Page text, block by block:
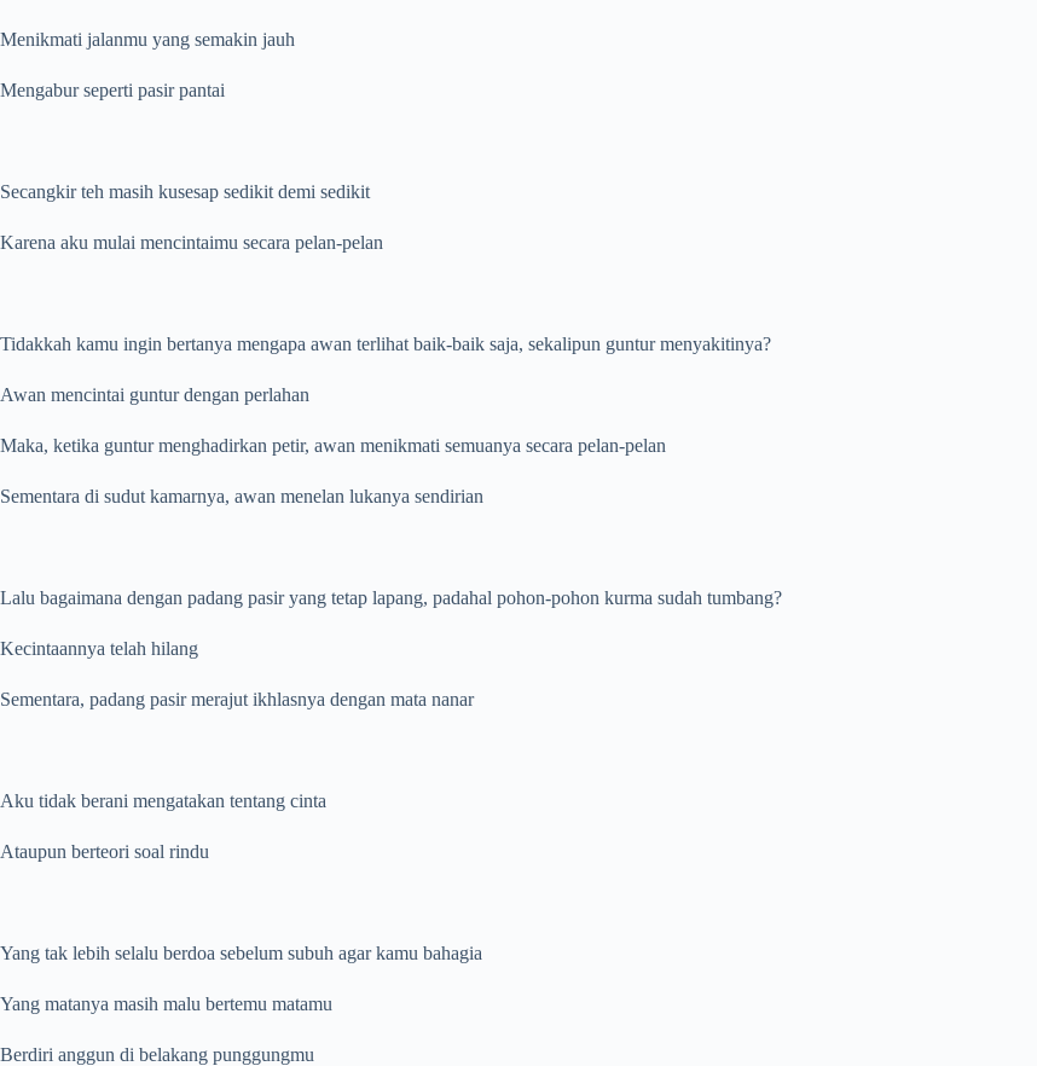
Menikmati jalanmu yang semakin jauh
Mengabur seperti pasir pantai
Secangkir teh masih kusesap sedikit demi sedikit
Karena aku mulai mencintaimu secara pelan-pelan
Tidakkah kamu ingin bertanya mengapa awan terlihat baik-baik saja, sekalipun guntur menyakitinya?
Awan mencintai guntur dengan perlahan
Maka, ketika guntur menghadirkan petir, awan menikmati semuanya secara pelan-pelan
Sementara di sudut kamarnya, awan menelan lukanya sendirian
Lalu bagaimana dengan padang pasir yang tetap lapang, padahal pohon-pohon kurma sudah tumbang?
Kecintaannya telah hilang
Sementara, padang pasir merajut ikhlasnya dengan mata nanar
Aku tidak berani mengatakan tentang cinta
Ataupun berteori soal rindu
Yang tak lebih selalu berdoa sebelum subuh agar kamu bahagia
Yang matanya masih malu bertemu matamu
Berdiri anggun di belakang punggungmu